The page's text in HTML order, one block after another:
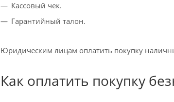
Кассовый чек.
Гарантийный талон.
Юридическим лицам оплатить покупку
Как оплатить покупку